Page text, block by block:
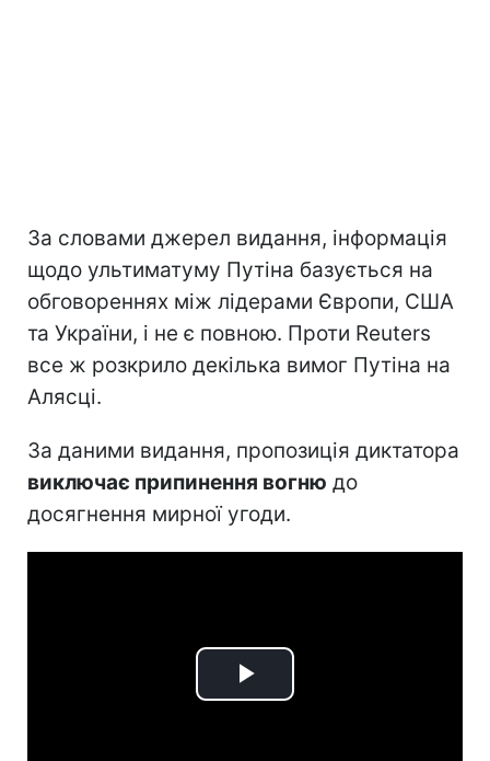
За словами джерел видання, інформація
щодо ультиматуму Путіна базується на
обговореннях між лідерами Європи, США
та України, і не є повною. Проти Reuters
все ж розкрило декілька вимог Путіна на
Алясці.
За даними видання, пропозиція диктатора
виключає припинення вогню до
досягнення мирної угоди.
Play